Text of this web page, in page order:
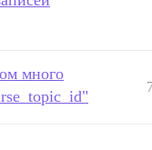
много